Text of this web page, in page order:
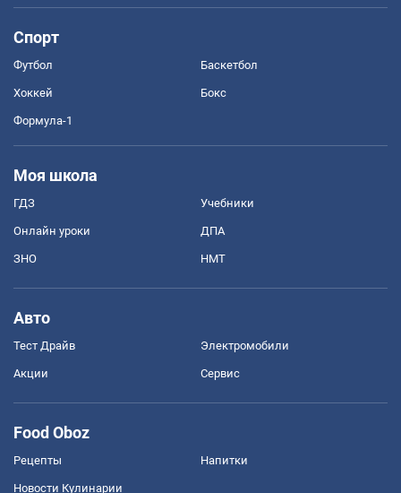
Спорт
Футбол Баскетбол
Хоккей Бокс
Формула-1
Моя школа
ГДЗ Учебники
Онлайн уроки ДПА
ЗНО НМТ
Авто
Тест Драйв Электромобили
Акции Сервис
Food Oboz
Рецепты Напитки
Новости Кулинарии